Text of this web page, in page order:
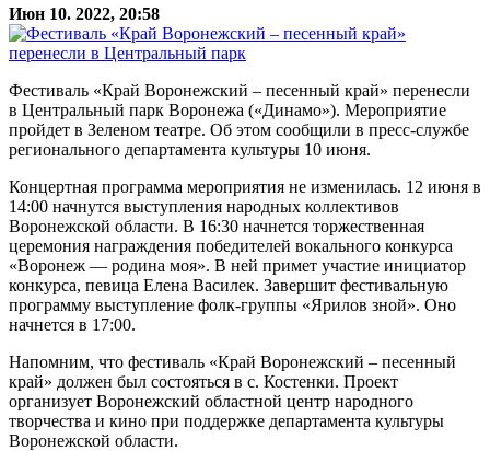
Июн 10. 2022, 20:58
Фестиваль «Край Воронежский – песенный край» перенесли
в Центральный парк Воронежа («Динамо»). Мероприятие
пройдет в Зеленом театре. Об этом сообщили в пресс-службе
регионального департамента культуры 10 июня.
Концертная программа мероприятия не изменилась. 12 июня в
14:00 начнутся выступления народных коллективов
Воронежской области. В 16:30 начнется торжественная
церемония награждения победителей вокального конкурса
«Воронеж — родина моя». В ней примет участие инициатор
конкурса, певица Елена Василек. Завершит фестивальную
программу выступление фолк-группы «Ярилов зной». Оно
начнется в 17:00.
Напомним, что фестиваль «Край Воронежский – песенный
край» должен был состояться в с. Костенки. Проект
организует Воронежский областной центр народного
творчества и кино при поддержке департамента культуры
Воронежской области.